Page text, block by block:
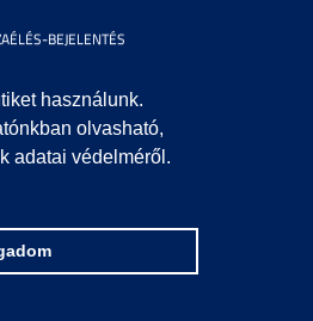
használunk.
olvasható,
adatai védelméről.
BEJELENTÉS
ADATOK
IMPRESSZUM